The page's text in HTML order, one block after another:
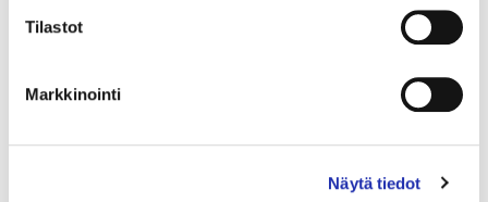
Tilastot
Markkinointi
Näytä tiedot
Klo 19:00